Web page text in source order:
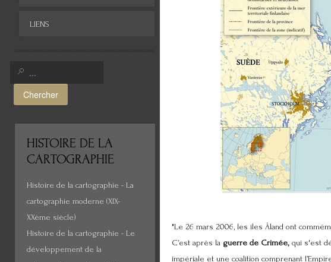
"Le 26 mars 2006, les îles Åland ont
C’est après la guerre de Crimée,qui s'est
impériale et une coalition comprenant
Moyen-Orient
Cartes insolites, anciennes...
LIENS
Chercher
HISTOIRE DE LA
CARTOGRAPHIE
Histoire de la cartographie - La
cartographie moderne (XIX-
XXème siècle)
Histoire de la cartographie - Le
développement de la